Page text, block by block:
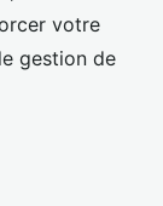
votre
gestion de